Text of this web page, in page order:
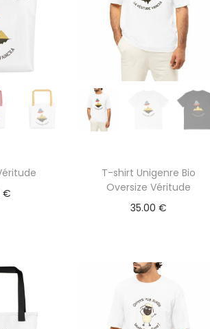
€
T-shirt Unigenre Bio
Oversize Véritude
35.00 €